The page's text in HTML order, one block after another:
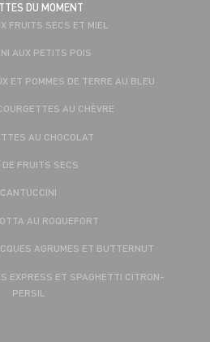
DU MOMENT
FRUITS SECS ET MIEL
AUX PETITS POIS
ET POMMES DE TERRE AU BLEU
AU CHÈVRE
AU CHOCOLAT
DE FRUITS SECS
CANTUCCINI
AU ROQUEFORT
AGRUMES ET BUTTERNUT
EXPRESS ET SPAGHETTI CITRON-
PERSIL